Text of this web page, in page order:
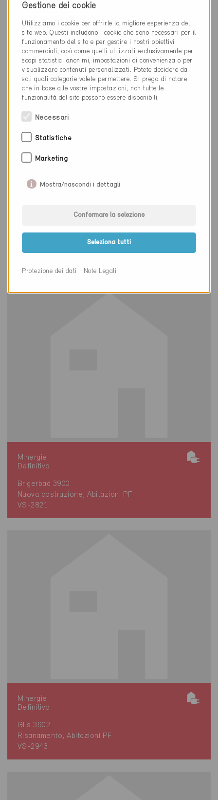
VS-2862
Nuova costruzione, Abitazioni PF
Minergie
Definitivo
Brigerbad 3900
Nuova costruzione, Abitazioni PF
VS-2821
Minergie
Definitivo
Glis 3902
Risanamento, Abitazioni PF
VS-2943
Gestione dei cookie
Utilizziamo i cookie per offrirle la migliore esperienza del
sito web. Questi includono i cookie che sono necessari per il
funzionamento del sito e per gestire i nostri obiettivi
commerciali, così come quelli utilizzati esclusivamente per
scopi statistici anonimi, impostazioni di convenienza o per
visualizzare contenuti personalizzati. Potete decidere da
soli quali categorie volete permettere. Si prega di notare
che in base alle vostre impostazioni, non tutte le
funzionalità del sito possono essere disponibili.
Necessari
Statistiche
Marketing
Mostra/nascondi i dettagli
Confermare la selezione
Seleziona tutti
Protezione dei dati Note Legali